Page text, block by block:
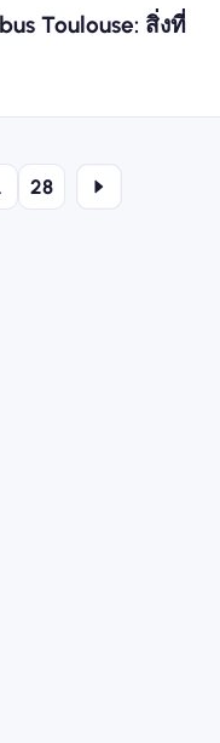
Toulouse: สิ่งที่
28